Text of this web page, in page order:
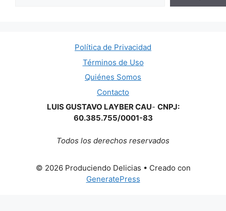
Política de Privacidad
Términos de Uso
Quiénes Somos
Contacto
LUIS GUSTAVO LAYBER CAU- CNPJ:
60.385.755/0001-83
Todos los derechos reservados
© 2026 Produciendo Delicias • Creado con
GeneratePress